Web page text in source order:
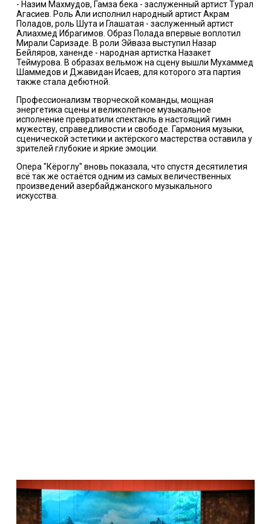
- Назим Махмудов, Гамза бека - заслуженный артист Турал
Агасиев. Роль Али исполнил народный артист Акрам
Поладов, роль Шута и Глашатая - заслуженный артист
Алиахмед Ибрагимов. Образ Полада впервые воплотил
Мирали Саризаде. В роли Эйваза выступил Назар
Бейляров, ханенде - народная артистка Назакет
Теймурова. В образах вельмож на сцену вышли Мухаммед
Шаммедов и Джавидан Исаев, для которого эта партия
также стала дебютной.
Профессионализм творческой команды, мощная
энергетика сцены и великолепное музыкальное
исполнение превратили спектакль в настоящий гимн
мужеству, справедливости и свободе. Гармония музыки,
сценической эстетики и актёрского мастерства оставила у
зрителей глубокие и яркие эмоции.
Опера "Кёроглу" вновь показала, что спустя десятилетия
всё так же остаётся одним из самых величественных
произведений азербайджанского музыкального
искусства.